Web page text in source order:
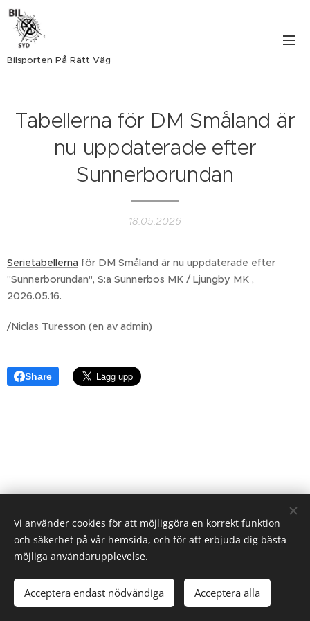
Bilsporten På Rätt Väg
Tabellerna för DM Småland är
nu uppdaterade efter
Sunnerborundan
18.05.2026
Serietabellerna för DM Småland är nu uppdaterade efter
"Sunnerborundan", S:a Sunnerbos MK / Ljungby MK ,
2026.05.16.
/Niclas Turesson (en av admin)
Share
Webnode
Vi använder cookies för att möjliggöra en korrekt funktion
och säkerhet på vår hemsida, och för att erbjuda dig bästa
möjliga användarupplevelse.
Acceptera endast nödvändiga Acceptera alla